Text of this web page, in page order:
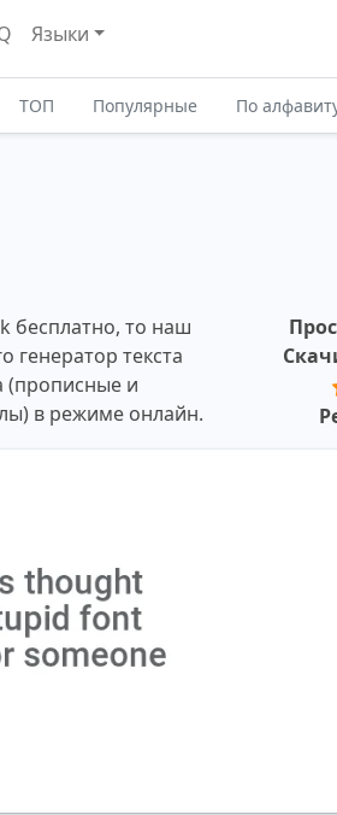
Языки
ТОП Популярные По
бесплатно, то наш
генератор текста
и
в режиме онлайн.